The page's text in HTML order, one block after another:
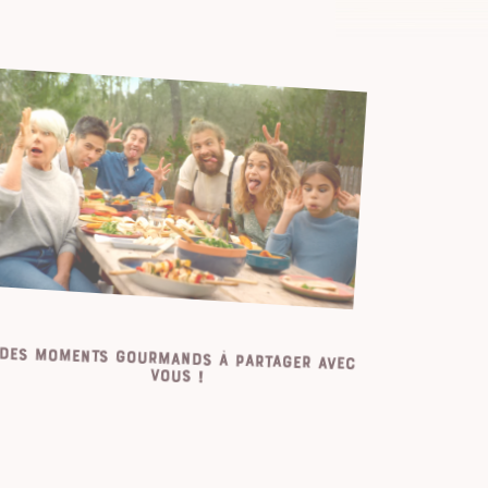
Des moments gourmands à partager
vous !